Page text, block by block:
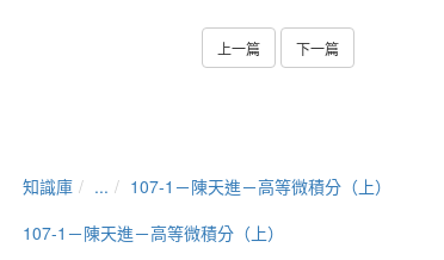
上一篇 下一篇
知識庫 ...
107-1－陳天進－高等微積分（上）
107-1－陳天進－高等微積分（上）